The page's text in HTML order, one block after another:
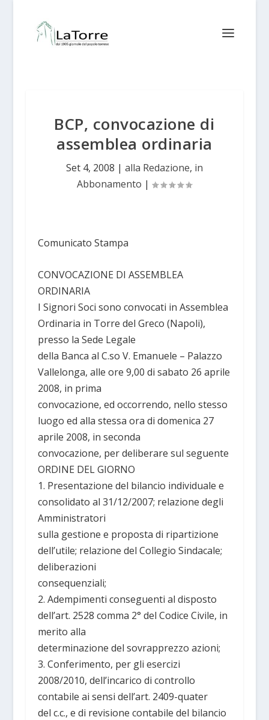
BCP, convocazione di
assemblea ordinaria
Set 4, 2008 | alla Redazione, in
Abbonamento |
Comunicato Stampa
CONVOCAZIONE DI ASSEMBLEA
ORDINARIA
I Signori Soci sono convocati in Assemblea
Ordinaria in Torre del Greco (Napoli),
presso la Sede Legale
della Banca al C.so V. Emanuele – Palazzo
Vallelonga, alle ore 9,00 di sabato 26 aprile
2008, in prima
convocazione, ed occorrendo, nello stesso
luogo ed alla stessa ora di domenica 27
aprile 2008, in seconda
convocazione, per deliberare sul seguente
ORDINE DEL GIORNO
1. Presentazione del bilancio individuale e
consolidato al 31/12/2007; relazione degli
Amministratori
sulla gestione e proposta di ripartizione
dell’utile; relazione del Collegio Sindacale;
deliberazioni
consequenziali;
2. Adempimenti conseguenti al disposto
dell’art. 2528 comma 2° del Codice Civile, in
merito alla
determinazione del sovrapprezzo azioni;
3. Conferimento, per gli esercizi
2008/2010, dell’incarico di controllo
contabile ai sensi dell’art. 2409-quater
del c.c., e di revisione contabile del bilancio